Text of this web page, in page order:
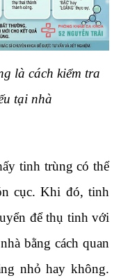
là cách kiểm tra
tại nhà
tinh trùng có thể
cục. Khi đó, tinh
để thụ tinh với
bằng cách quan
nhỏ hay không.